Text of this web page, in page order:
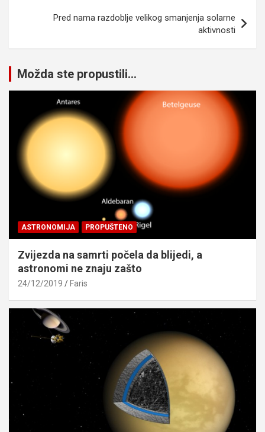
Pred nama razdoblje velikog smanjenja solarne
aktivnosti
Možda ste propustili...
ASTRONOMIJA PROPUŠTENO
Zvijezda na samrti počela da blijedi, a
astronomi ne znaju zašto
24/12/2019 Faris